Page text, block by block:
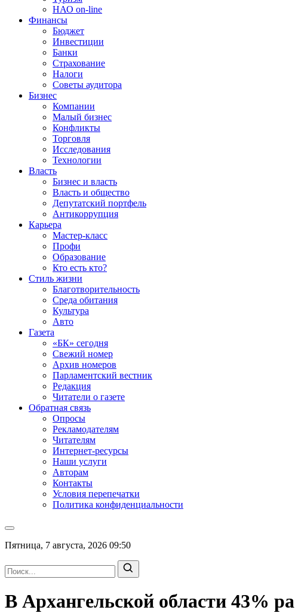
НАО on-line
Финансы
Бюджет
Инвестиции
Банки
Страхование
Налоги
Советы аудитора
Бизнес
Компании
Малый бизнес
Конфликты
Торговля
Исследования
Технологии
Власть
Бизнес и власть
Власть и общество
Депутатский портфель
Антикоррупция
Карьера
Мастер-класс
Профи
Образование
Кто есть кто?
Стиль жизни
Благотворительность
Среда обитания
Культура
Авто
Газета
«БК» сегодня
Свежий номер
Архив номеров
Парламентский вестник
Редакция
Читатели о газете
Обратная связь
Опросы
Рекламодателям
Читателям
Интернет-ресурсы
Наши услуги
Авторам
Контакты
Условия перепечатки
Политика конфиденциальности
Пятница, 7 августа, 2026 09:50
В Архангельской области 43%